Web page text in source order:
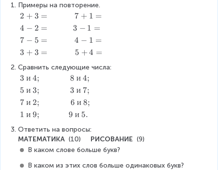
Примеры на повторение.
2
+
3
=
2 + 3 =
7
+
1
=
7 + 1 =
4
-
2
=
4 − 2 =
3
-
1
=
3 − 1 =
7
-
=
7 − 5 =
4
-
=
4 − 1 =
3
3
=
3 + 3 =
5
4
=
5 + 4 =
Сравнить следующие числа:
3
\
и
\
4
;
3 и 4;
8
\
и
\
4
;
8 и 4;
5
\
и
\
3
;
5 и 3;
3
\
и
\
7
;
3 и 7;
7
\
\
2
;
7 и 2;
6
\
\
8
;
6 и 8;
1
и
\
9
;
1 и 9;
9
и
\
5
.
9 и 5.
Ответить на вопросы:
МАТЕМАТИКА (10) РИСОВАНИЕ (9)
В каком слове больше букв?
В каком из этих слов больше одинаковых букв?